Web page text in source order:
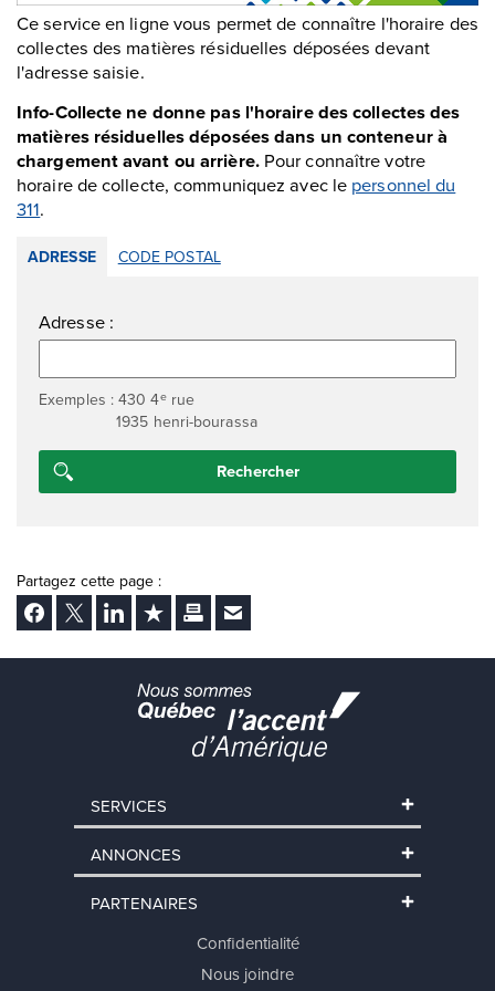
Ce service en ligne vous permet de connaître l'horaire des
collectes des matières résiduelles déposées devant
l'adresse saisie.
Info-Collecte ne donne pas l'horaire des collectes des
matières résiduelles déposées dans un conteneur à
chargement avant ou arrière.Pour connaître votre
horaire de collecte, communiquez avec le personnel du
311.
ADRESSE CODE POSTAL
Adresse :
Exemples : 430 4erue
1935 henri-bourassa
Partagez cette page :
Facebook
Twitter LinkedInAjouter aux favoris
ImprimerEnvoyer Ã un ami
SERVICES
ANNONCES
PARTENAIRES
Confidentialité
Nous joindre